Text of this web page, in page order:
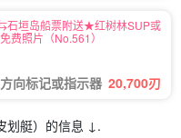
石垣岛船票附送★红树林SUP或
费照片（No.561）
向标记或指示器 20,700刃
划艇）的信息 ↓.